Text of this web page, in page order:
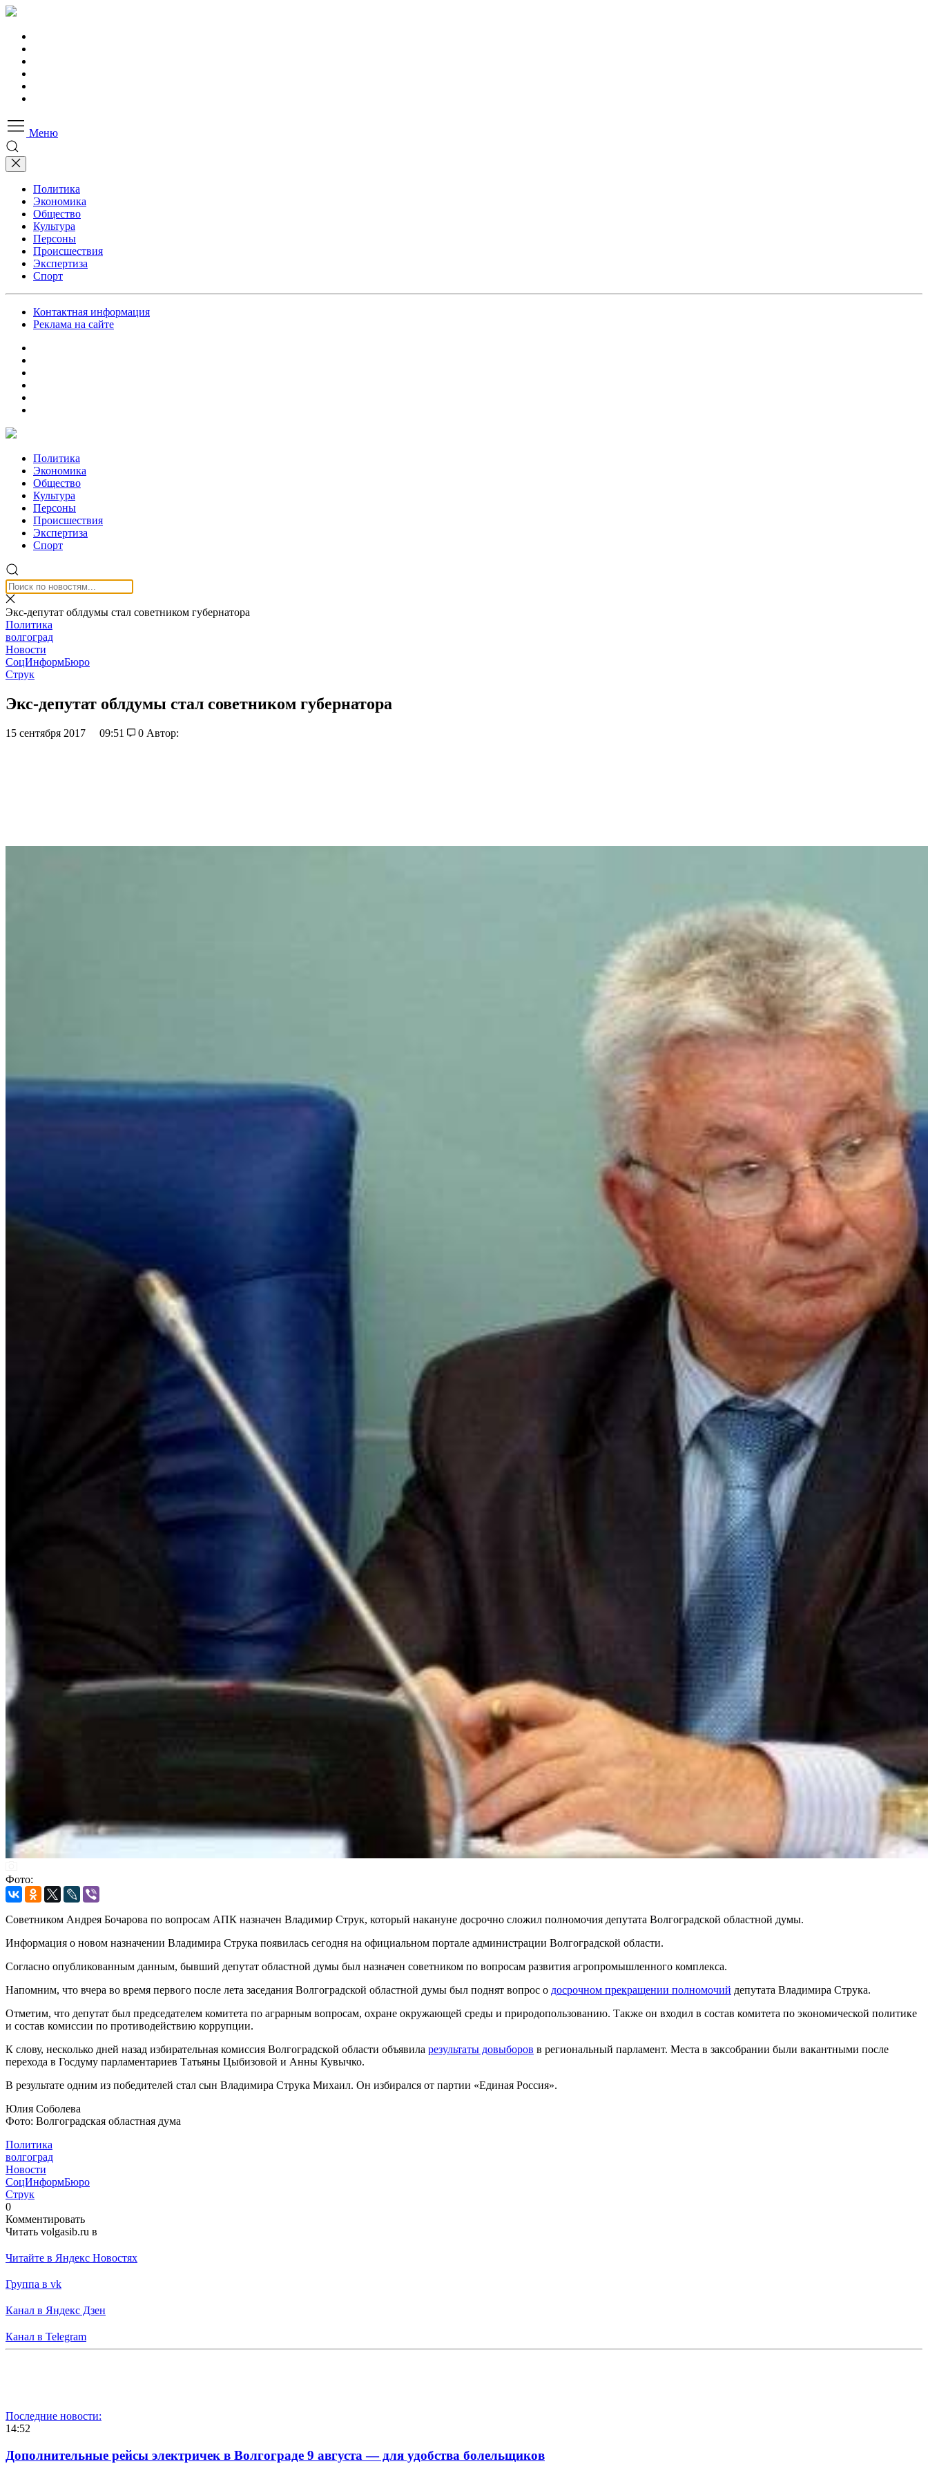
Меню
Политика
Экономика
Общество
Культура
Персоны
Происшествия
Экспертиза
Спорт
Контактная информация
Реклама на сайте
Политика
Экономика
Общество
Культура
Персоны
Происшествия
Экспертиза
Спорт
Экс-депутат облдумы стал советником губернатора
Политика
волгоград
Новости
СоцИнформБюро
Струк
Экс-депутат облдумы стал советником губернатора
15 сентября 2017 09:51 0 Автор:
Фото:
Советником Андрея Бочарова по вопросам АПК назначен Владимир Струк, который накануне досрочно сложил полномочия депутата Волгоградской областной думы.
Информация о новом назначении Владимира Струка появилась сегодня на официальном портале администрации Волгоградской области.
Согласно опубликованным данным, бывший депутат областной думы был назначен советником по вопросам развития агропромышленного комплекса.
Напомним, что вчера во время первого после лета заседания Волгоградской областной думы был поднят вопрос о досрочном прекращении полномочий депутата Владимира Струка.
Отметим, что депутат был председателем комитета по аграрным вопросам, охране окружающей среды и природопользованию. Также он входил в состав комитета по экономической политике
и состав комиссии по противодействию коррупции.
К слову, несколько дней назад избирательная комиссия Волгоградской области объявила результаты довыборов в региональный парламент. Места в заксобрании были вакантными после
перехода в Госдуму парламентариев Татьяны Цыбизовой и Анны Кувычко.
В результате одним из победителей стал сын Владимира Струка Михаил. Он избирался от партии «Единая Россия».
Юлия Соболева
Фото: Волгоградская областная дума
Политика
волгоград
Новости
СоцИнформБюро
Струк
0
Комментировать
Читать volgasib.ru в
Читайте в Яндекс Новостях
Группа в vk
Канал в Яндекс Дзен
Канал в Telegram
Последние новости:
14:52
Дополнительные рейсы электричек в Волгограде 9 августа — для удобства болельщиков